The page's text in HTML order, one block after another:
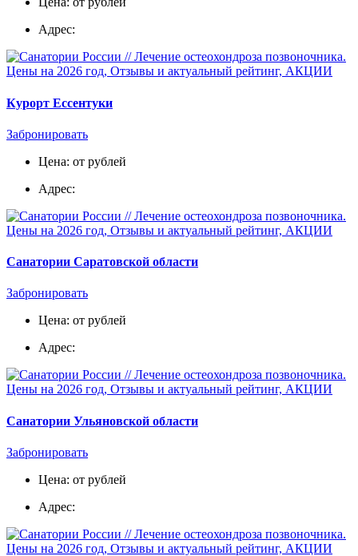
Адрес:
Курорт Ессентуки
Забронировать
Цена: от рублей
Адрес:
Санатории Саратовской области
Забронировать
Цена: от рублей
Адрес:
Санатории Ульяновской области
Забронировать
Цена: от рублей
Адрес: